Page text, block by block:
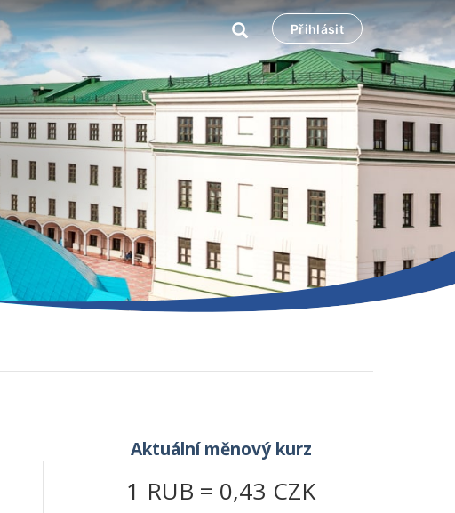
Přihlásit
Aktuální měnový kurz
1 RUB = 0,43 CZK